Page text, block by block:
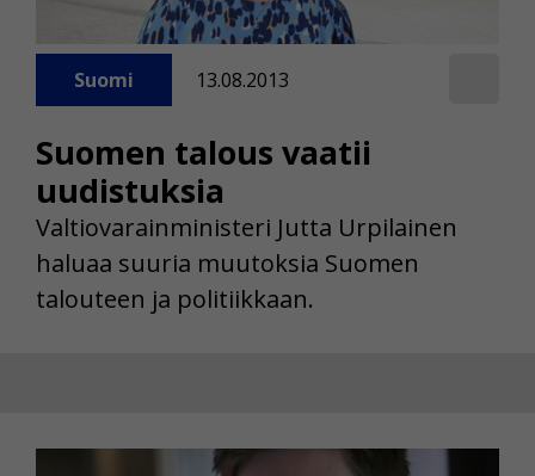
Suomen talous vaatii
uudistuksia
Suomi 13.08.2013
Valtiovarainministeri Jutta Urpilainen
haluaa suuria muutoksia Suomen
talouteen ja politiikkaan.